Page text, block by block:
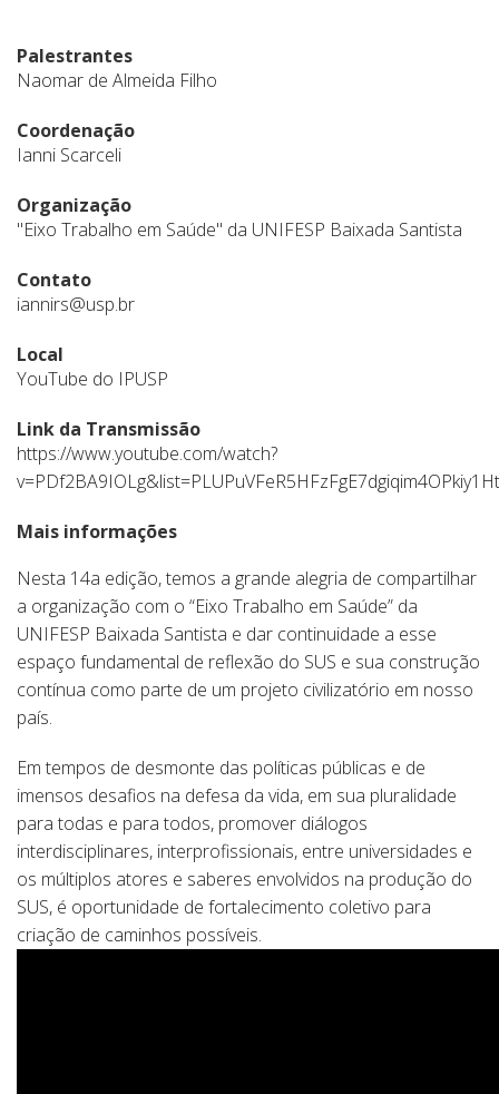
Palestrantes
Naomar de Almeida Filho
Coordenação
Ianni Scarceli
Organização
"Eixo Trabalho em Saúde" da UNIFESP Baixada Santista
Contato
iannirs@usp.br
Local
YouTube do IPUSP
Link da Transmissão
https://www.youtube.com/watch?
Mais informações
Nesta 14a edição, temos a grande alegria de compartilhar
a organização com o “Eixo Trabalho em Saúde” da
UNIFESP Baixada Santista e dar continuidade a esse
espaço fundamental de reflexão do SUS e sua construção
contínua como parte de um projeto civilizatório em nosso
país.
Em tempos de desmonte das políticas públicas e de
imensos desafios na defesa da vida, em sua pluralidade
para todas e para todos, promover diálogos
interdisciplinares, interprofissionais, entre universidades e
os múltiplos atores e saberes envolvidos na produção do
SUS, é oportunidade de fortalecimento coletivo para
criação de caminhos possíveis.